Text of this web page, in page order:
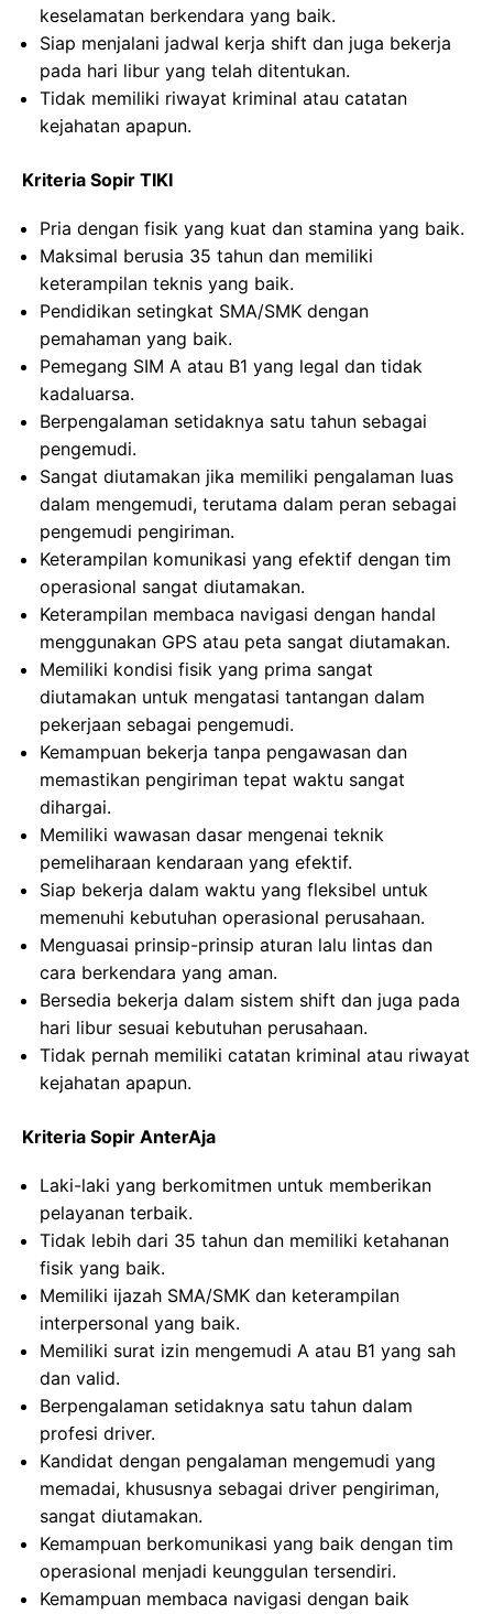
keselamatan berkendara yang baik.
Siap menjalani jadwal kerja shift dan juga bekerja
pada hari libur yang telah ditentukan.
Tidak memiliki riwayat kriminal atau catatan
kejahatan apapun.
Kriteria Sopir TIKI
Pria dengan fisik yang kuat dan stamina yang baik.
Maksimal berusia 35 tahun dan memiliki
keterampilan teknis yang baik.
Pendidikan setingkat SMA/SMK dengan
pemahaman yang baik.
Pemegang SIM A atau B1 yang legal dan tidak
kadaluarsa.
Berpengalaman setidaknya satu tahun sebagai
pengemudi.
Sangat diutamakan jika memiliki pengalaman luas
dalam mengemudi, terutama dalam peran sebagai
pengemudi pengiriman.
Keterampilan komunikasi yang efektif dengan tim
operasional sangat diutamakan.
Keterampilan membaca navigasi dengan handal
menggunakan GPS atau peta sangat diutamakan.
Memiliki kondisi fisik yang prima sangat
diutamakan untuk mengatasi tantangan dalam
pekerjaan sebagai pengemudi.
Kemampuan bekerja tanpa pengawasan dan
memastikan pengiriman tepat waktu sangat
dihargai.
Memiliki wawasan dasar mengenai teknik
pemeliharaan kendaraan yang efektif.
Siap bekerja dalam waktu yang fleksibel untuk
memenuhi kebutuhan operasional perusahaan.
Menguasai prinsip-prinsip aturan lalu lintas dan
cara berkendara yang aman.
Bersedia bekerja dalam sistem shift dan juga pada
hari libur sesuai kebutuhan perusahaan.
Tidak pernah memiliki catatan kriminal atau riwayat
kejahatan apapun.
Kriteria Sopir AnterAja
Laki-laki yang berkomitmen untuk memberikan
pelayanan terbaik.
Tidak lebih dari 35 tahun dan memiliki ketahanan
fisik yang baik.
Memiliki ijazah SMA/SMK dan keterampilan
interpersonal yang baik.
Memiliki surat izin mengemudi A atau B1 yang sah
dan valid.
Berpengalaman setidaknya satu tahun dalam
profesi driver.
Kandidat dengan pengalaman mengemudi yang
memadai, khususnya sebagai driver pengiriman,
sangat diutamakan.
Kemampuan berkomunikasi yang baik dengan tim
operasional menjadi keunggulan tersendiri.
Kemampuan membaca navigasi dengan baik